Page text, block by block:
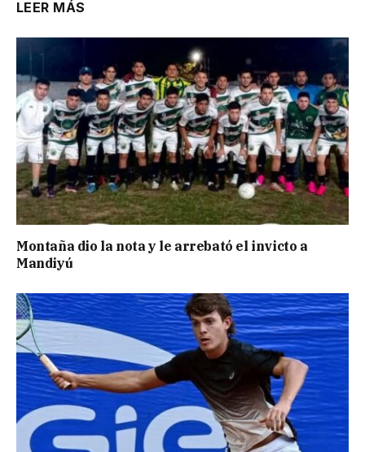
LEER MÁS
Montaña dio la nota y le arrebató el invicto a
Mandiyú